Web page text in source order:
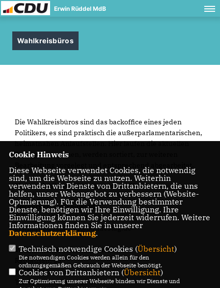
Erwin Rüddel MdB
Wahlkreisbüros
Die Wahlkreisbüros sind das backoffice eines jeden
Politikers, es sind praktisch die außerparlamentarischen,
heimatnahen Anlaufstellen. Hier laufen die aktuellen
Belange zusammen, werden sortiert, zur weiteren
Bearbeitung vorgelegt und entsprechend abgearbeitet.
Meine Wahlkreisbüros erreichen Sie hier:
Bürgerservice Neuwied:
Telefon: +49 2742-9 13 36 1
erwin.rueddel.wk01@bundestag.de
Wahlkreisbüro Altenkirchen:
Rathausstr. 35
57537 Wissen
Telefon: +49 2742-7 23 37 7
Cookie Hinweis
Diese Webseite verwendet Cookies, die notwendig
sind, um die Webseite zu nutzen. Weiterhin
verwenden wir Dienste von Drittanbietern, die uns
helfen, unser Webangebot zu verbessern (Website-
Optmierung). Für die Verwendung bestimmter
Dienste, benötigen wir Ihre Einwilligung. Ihre
Einwilligung können Sie jederzeit widerrufen. Weitere
Informationen finden Sie in unserer
Datenschutzerklärung.
Technisch notwendige Cookies (Übersicht)
Die notwendigen Cookies werden allein für den
ordnungsgemäßen Gebrauch der Webseite benötigt.
Cookies von Drittanbietern (Übersicht)
Zur Optimierung unserer Webseite binden wir Dienste und